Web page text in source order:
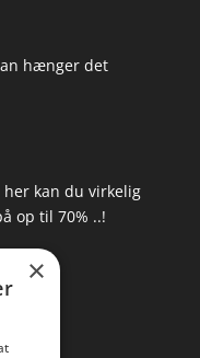
hænger det
her kan du virkelig
op til 70% ..!
×